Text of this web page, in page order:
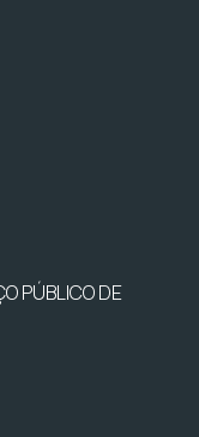
PÚBLICO DE